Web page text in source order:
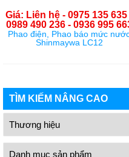
Giá: Liên hệ - 0975 135 635
0989 490 236 - 0936 995
Phao điện, Phao báo mức
Shinmaywa LC12
TÌM KIẾM NÂNG CAO